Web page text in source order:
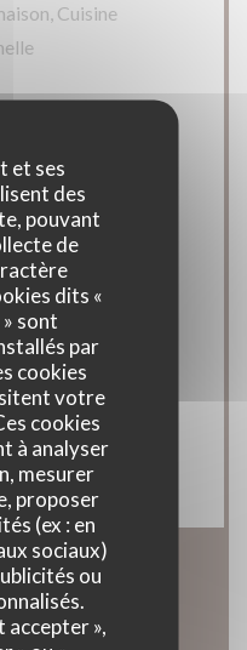
et ses
des
pouvant
de
dits «
sont
par
cookies
votre
cookies
à analyser
mesurer
proposer
(ex : en
sociaux)
ou
accepter »,
Cuisine
mobilité réduite,
Contact,
restaurant,
Carte Bleue